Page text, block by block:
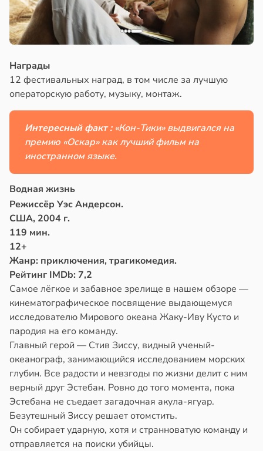
Награды
12 фестивальных наград, в том числе за лучшую
операторскую работу, музыку, монтаж.
Интересный факт : «Кон-Тики» выдвигался на
премию «Оскар» как лучший фильм на
иностранном языке.
Водная жизнь
Режиссёр Уэс Андерсон.
США, 2004 г.
119 мин.
12+
Жанр: приключения, трагикомедия.
Рейтинг IMDb: 7,2
Самое лёгкое и забавное зрелище в нашем обзоре —
кинематографическое посвящение выдающемуся
исследователю Мирового океана Жаку-Иву Кусто и
пародия на его команду.
Главный герой — Стив Зиссу, видный ученый-
океанограф, занимающийся исследованием морских
глубин. Все радости и невзгоды по жизни делит с ним
верный друг Эстебан. Ровно до того момента, пока
Эстебана не съедает загадочная акула-ягуар.
Безутешный Зиссу решает отомстить.
Он собирает ударную, хотя и странноватую команду и
отправляется на поиски убийцы.